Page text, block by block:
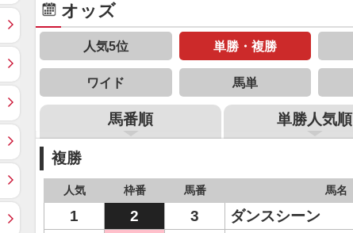
オッズ
人気5位 単勝・複勝
ワイド 馬単
馬番順 単勝人気順
複勝
人気 枠番 馬番 馬名
1 2 3 ダンスシーン